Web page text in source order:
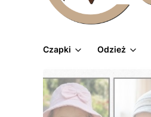
Czapki Odzież